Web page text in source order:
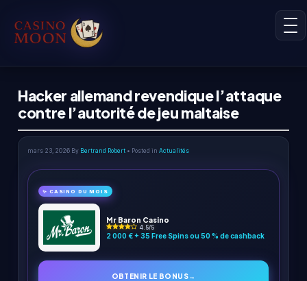
Hacker allemand revendique l’attaque
contre l’autorité de jeu maltaise
mars 23, 2026 By Bertrand Robert • Posted in Actualités
✨ CASINO DU MOIS
Mr Baron Casino
4.5/5
2 000 € + 35 Free Spins ou 50 % de cashback
OBTENIR LE BONUS→